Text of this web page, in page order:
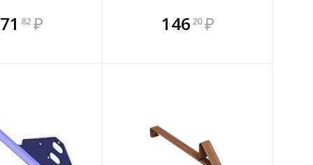
82 ₽
В комплекте
всегда выгоднее!
комплекте
выгоднее!
146 20 ₽